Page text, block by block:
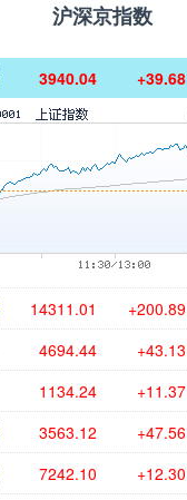
沪深京指数
3940.04 +39.68
14311.01 +200.89
4694.44 +43.13
1134.24 +11.37
3563.12 +47.56
7242.10 +12.30